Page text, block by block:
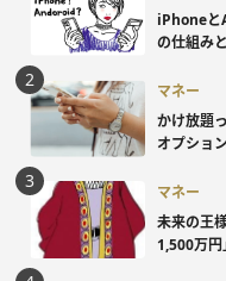
iPhoneと
の仕組み
マネー
かけ放題
オプション
マネー
未来の王
1,500万円